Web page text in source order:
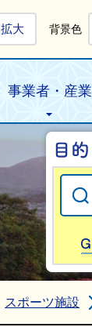
拡大 背景色
事業者・産業
スポーツ施設